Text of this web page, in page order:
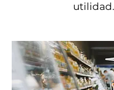
utilidad.